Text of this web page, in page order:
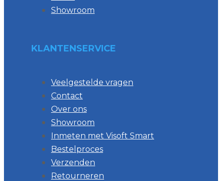
Showroom
KLANTENSERVICE
Veelgestelde vragen
Contact
Over ons
Showroom
Inmeten met Visoft Smart
Bestelproces
Verzenden
Retourneren